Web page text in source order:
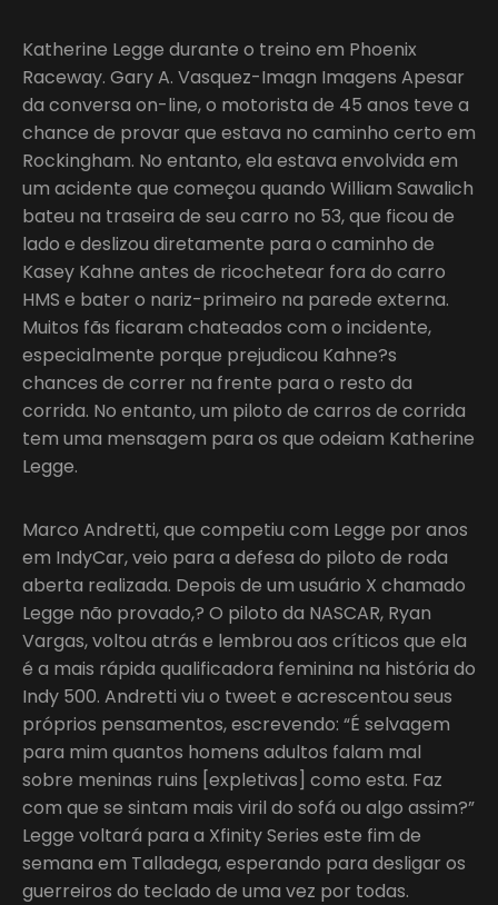
Katherine Legge durante o treino em Phoenix
Raceway. Gary A. Vasquez-Imagn Imagens Apesar
da conversa on-line, o motorista de 45 anos teve a
chance de provar que estava no caminho certo em
Rockingham. No entanto, ela estava envolvida em
um acidente que começou quando William Sawalich
bateu na traseira de seu carro no 53, que ficou de
lado e deslizou diretamente para o caminho de
Kasey Kahne antes de ricochetear fora do carro
HMS e bater o nariz-primeiro na parede externa.
Muitos fãs ficaram chateados com o incidente,
especialmente porque prejudicou Kahne?s
chances de correr na frente para o resto da
corrida. No entanto, um piloto de carros de corrida
tem uma mensagem para os que odeiam Katherine
Legge.
Marco Andretti, que competiu com Legge por anos
em IndyCar, veio para a defesa do piloto de roda
aberta realizada. Depois de um usuário X chamado
Legge não provado,? O piloto da NASCAR, Ryan
Vargas, voltou atrás e lembrou aos críticos que ela
é a mais rápida qualificadora feminina na história do
Indy 500. Andretti viu o tweet e acrescentou seus
próprios pensamentos, escrevendo: “É selvagem
para mim quantos homens adultos falam mal
sobre meninas ruins [expletivas] como esta. Faz
com que se sintam mais viril do sofá ou algo assim?”
Legge voltará para a Xfinity Series este fim de
semana em Talladega, esperando para desligar os
guerreiros do teclado de uma vez por todas.